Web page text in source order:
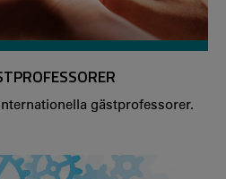
gästprofessorer.